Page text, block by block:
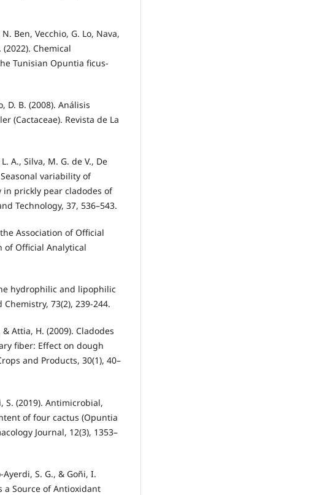
Ben, Vecchio, G. Lo, Nava,
(2022). Chemical
Tunisian Opuntia ficus-
D. B. (2008). Análisis
(Cactaceae). Revista de La
A., Silva, M. G. de V., De
Seasonal variability of
prickly pear cladodes of
Technology, 37, 536–543.
Association of Official
of Official Analytical
hydrophilic and lipophilic
73(2), 239-244.
Attia, H. (2009). Cladodes
fiber: Effect on dough
and Products, 30(1), 40–
S. (2019). Antimicrobial,
of four cactus (Opuntia
Journal, 12(3), 1353–
S. G., & Goñi, I.
a Source of Antioxidant